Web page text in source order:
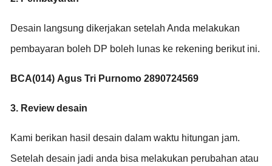
Desain langsung dikerjakan setelah Anda melakukan
pembayaran boleh DP boleh lunas ke rekening berikut ini.
BCA(014) Agus Tri Purnomo 2890724569
3. Review desain
Kami berikan hasil desain dalam waktu hitungan jam.
Setelah desain jadi anda bisa melakukan perubahan atau